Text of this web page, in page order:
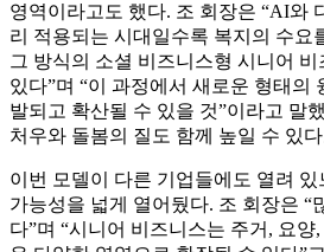
영역이라고도 했다. 조 회장은 “AI와
리 적용되는 시대일수록 복지의 수요
그 방식의 소셜 비즈니스형 시니어
있다”며 “이 과정에서 새로운 형태의
발되고 확산될 수 있을 것”이라고 말
처우와 돌봄의 질도 함께 높일 수 있
이번 모델이 다른 기업들에도 열려 있
가능성을 넓게 열어뒀다. 조 회장은 “
다”며 “시니어 비즈니스는 주거, 요양